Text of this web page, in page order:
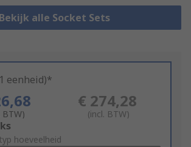
Bekijk alle Socket Sets
eenheid)*
BTW)
€ 274,28
(incl. BTW)
hoeveelheid